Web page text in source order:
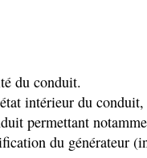
du conduit.
intérieur du conduit,
permettant
du générateur